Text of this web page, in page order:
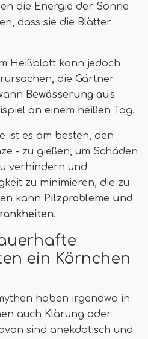
die Energie der Sonne
dass sie die Blätter
Heißblatt kann jedoch
die Gärtner
Bewässerung aus
an einem heißen Tag.
ist es am besten, den
- zu gießen, um Schäden
verhindern und
zu minimieren, die zu
kann Pilzprobleme und
.
ein Körnchen
haben irgendwo in
auch Klärung oder
sind anekdotisch und